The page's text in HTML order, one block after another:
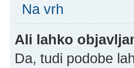
Na vrh
Ali lahko
Da, tudi podobe